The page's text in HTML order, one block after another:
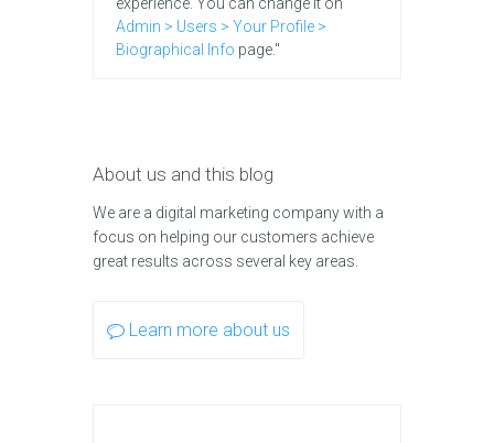
Admin > Users > Your Profile >
Biographical Info page."
About us and this blog
We are a digital marketing company with a
focus on helping our customers achieve
great results across several key areas.
Learn more about us